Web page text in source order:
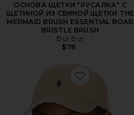
ОСНОВА ЩЕТКИ "РУСАЛКА" С
ЩЕТИНОЙ ИЗ СВИНОЙ ЩЕТКИ THE
MERMAID BRUSH ESSENTIAL BOAR
BRISTLE BRUSH
Bur Bur
$78
Favorite ШЛЯПА